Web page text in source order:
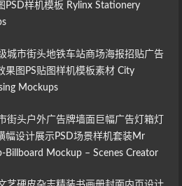
PSD样机模板 Rylinx Stationery
城市街头地铁车站商场海报招贴广告
果图PS贴图样机模板素材 City
Mockups
街头户外广告牌墙面巨幅广告灯箱灯
幅设计展示PSD场景样机套装Mr
Billboard Mockup – Scenes Creator